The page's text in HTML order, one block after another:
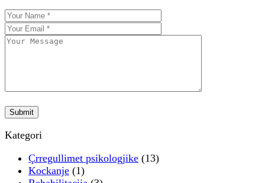
Kategori
Çrregullimet psikologjike (13)
Kockanje (1)